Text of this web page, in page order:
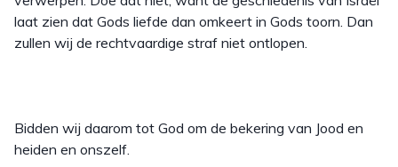
laat zien dat Gods liefde dan omkeert in Gods toorn. Dan
zullen wij de rechtvaardige straf niet ontlopen.
Bidden wij daarom tot God om de bekering van Jood en
heiden en onszelf.